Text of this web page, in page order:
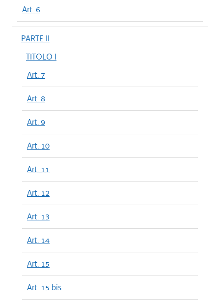
Art. 6
PARTE II
TITOLO I
Art. 7
Art. 8
Art. 9
Art. 10
Art. 11
Art. 12
Art. 13
Art. 14
Art. 15
Art. 15 bis